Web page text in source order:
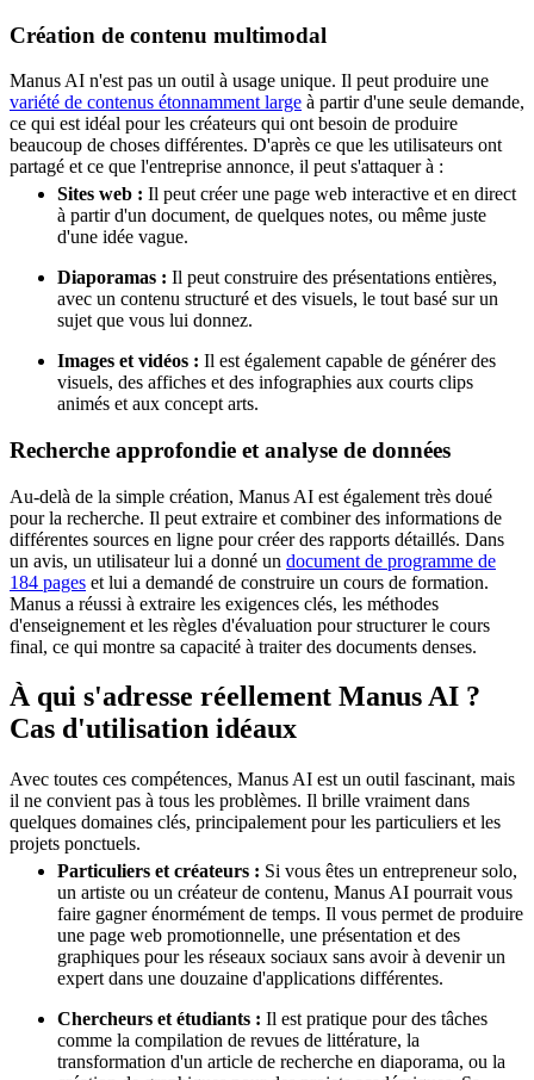
Création de contenu multimodal
Manus AI n'est pas un outil à usage unique. Il peut produire une
variété de contenus étonnamment large à partir d'une seule demande,
ce qui est idéal pour les créateurs qui ont besoin de produire
beaucoup de choses différentes. D'après ce que les utilisateurs ont
partagé et ce que l'entreprise annonce, il peut s'attaquer à :
Sites web : Il peut créer une page web interactive et en direct
à partir d'un document, de quelques notes, ou même juste
d'une idée vague.
Diaporamas : Il peut construire des présentations entières,
avec un contenu structuré et des visuels, le tout basé sur un
sujet que vous lui donnez.
Images et vidéos : Il est également capable de générer des
visuels, des affiches et des infographies aux courts clips
animés et aux concept arts.
Recherche approfondie et analyse de données
Au-delà de la simple création, Manus AI est également très doué
pour la recherche. Il peut extraire et combiner des informations de
différentes sources en ligne pour créer des rapports détaillés. Dans
un avis, un utilisateur lui a donné un document de programme de
184 pages et lui a demandé de construire un cours de formation.
Manus a réussi à extraire les exigences clés, les méthodes
d'enseignement et les règles d'évaluation pour structurer le cours
final, ce qui montre sa capacité à traiter des documents denses.
À qui s'adresse réellement Manus AI ?
Cas d'utilisation idéaux
Avec toutes ces compétences, Manus AI est un outil fascinant, mais
il ne convient pas à tous les problèmes. Il brille vraiment dans
quelques domaines clés, principalement pour les particuliers et les
projets ponctuels.
Particuliers et créateurs : Si vous êtes un entrepreneur solo,
un artiste ou un créateur de contenu, Manus AI pourrait vous
faire gagner énormément de temps. Il vous permet de produire
une page web promotionnelle, une présentation et des
graphiques pour les réseaux sociaux sans avoir à devenir un
expert dans une douzaine d'applications différentes.
Chercheurs et étudiants : Il est pratique pour des tâches
comme la compilation de revues de littérature, la
transformation d'un article de recherche en diaporama, ou la